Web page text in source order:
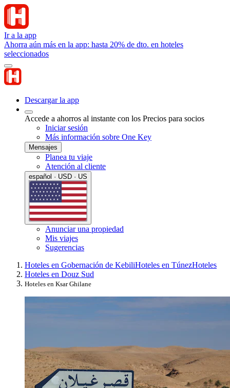
Ir a la app
Ahorra aún más en la app: hasta 20% de dto. en hoteles
seleccionados
Descargar la app
Accede a ahorros al instante con los Precios para socios
Iniciar sesión
Más información sobre One Key
Mensajes
Planea tu viaje
Atención al cliente
español · USD · US
Anunciar una propiedad
Mis viajes
Sugerencias
Hoteles en Gobernación de KebiliHoteles en TúnezHoteles
Hoteles en Douz Sud
Hoteles en Ksar Ghilane